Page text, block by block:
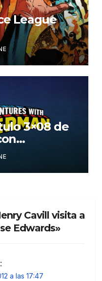
League
3×08 de
Cavill visita a
Edwards»
a las 17:47